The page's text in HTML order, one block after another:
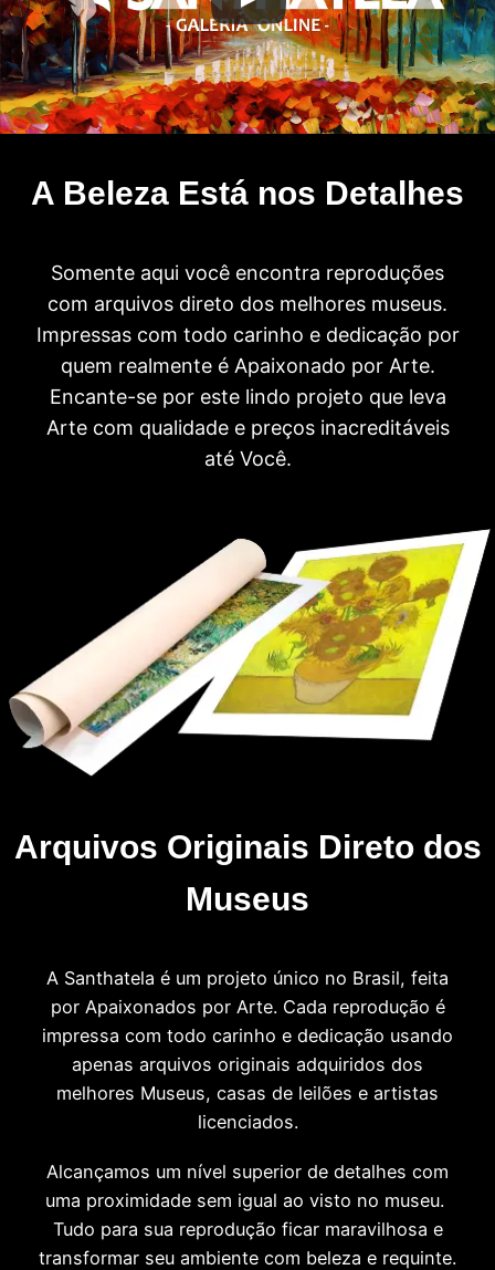
A Beleza Está nos Detalhes
Somente aqui você encontra reproduções
com arquivos direto dos melhores museus.
Impressas com todo carinho e dedicação por
quem realmente é Apaixonado por Arte.
Encante-se por este lindo projeto que leva
Arte com qualidade e preços inacreditáveis
até Você.
Arquivos Originais Direto dos
Museus
A Santhatela é um projeto único no Brasil, feita
por Apaixonados por Arte. Cada reprodução é
impressa com todo carinho e dedicação usando
apenas arquivos originais adquiridos dos
melhores Museus, casas de leilões e artistas
licenciados.
Alcançamos um nível superior de detalhes com
uma proximidade sem igual ao visto no museu.
Tudo para sua reprodução ficar maravilhosa e
transformar seu ambiente com beleza e requinte.